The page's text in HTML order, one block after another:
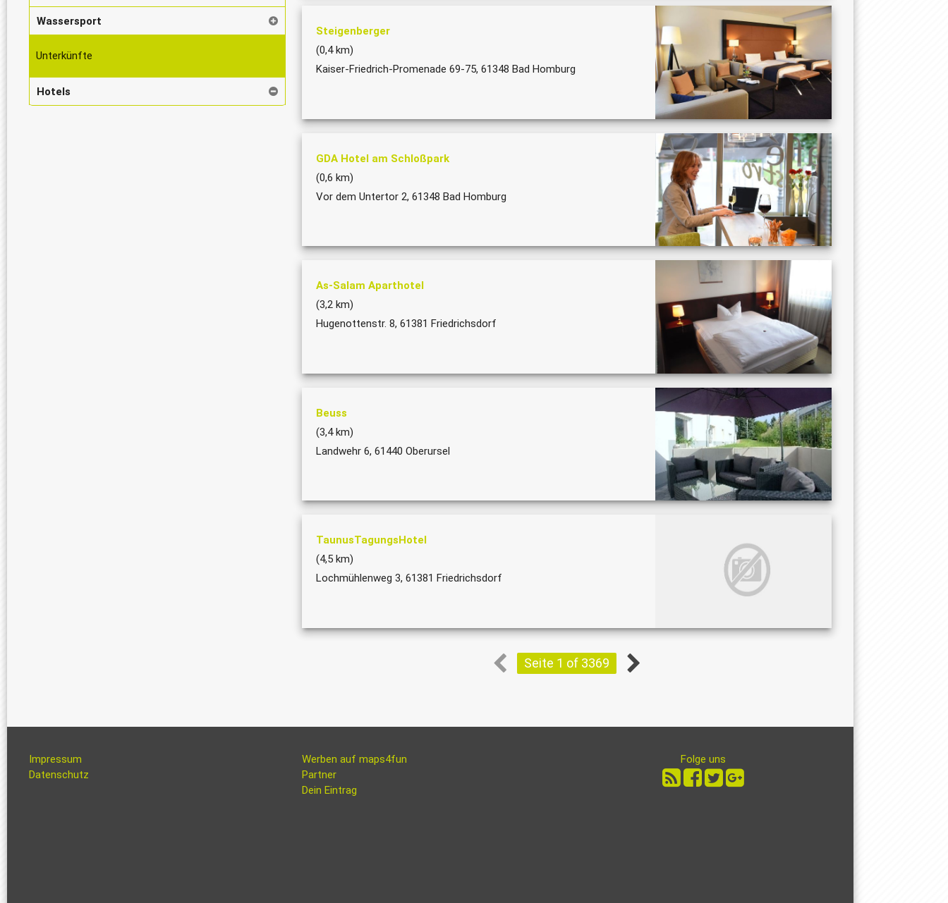
Wassersport
Unterkünfte
Hotels
Steigenberger
(0,4 km)
Kaiser-Friedrich-Promenade 69-75, 61348 Bad Homburg
GDA Hotel am Schloßpark
(0,6 km)
Vor dem Untertor 2, 61348 Bad Homburg
As-Salam Aparthotel
(3,2 km)
Hugenottenstr. 8, 61381 Friedrichsdorf
Beuss
(3,4 km)
Landwehr 6, 61440 Oberursel
TaunusTagungsHotel
(4,5 km)
Lochmühlenweg 3, 61381 Friedrichsdorf
Seite 1 of 3369
Impressum
Datenschutz
Werben auf maps4fun
Partner
Dein Eintrag
Folge uns